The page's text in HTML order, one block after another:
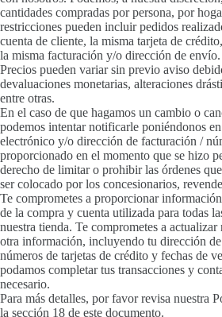
cantidades compradas por persona, por
restricciones pueden incluir pedidos
cuenta de cliente, la misma tarjeta de
la misma facturación y/o dirección de envío.
Precios pueden variar sin previo aviso
devaluaciones monetarias, alteraciones
entre otras.
En el caso de que hagamos un cambio o
podemos intentar notificarle poniéndonos
electrónico y/o dirección de facturación /
proporcionado en el momento que se hizo
derecho de limitar o prohibir las órdenes
ser colocado por los concesionarios,
Te comprometes a proporcionar
de la compra y cuenta utilizada para todas
nuestra tienda. Te comprometes a
otra información, incluyendo tu dirección
números de tarjetas de crédito y fechas de
podamos completar tus transacciones y
necesario.
Para más detalles, por favor revisa nuestra
la sección 18 de este documento.